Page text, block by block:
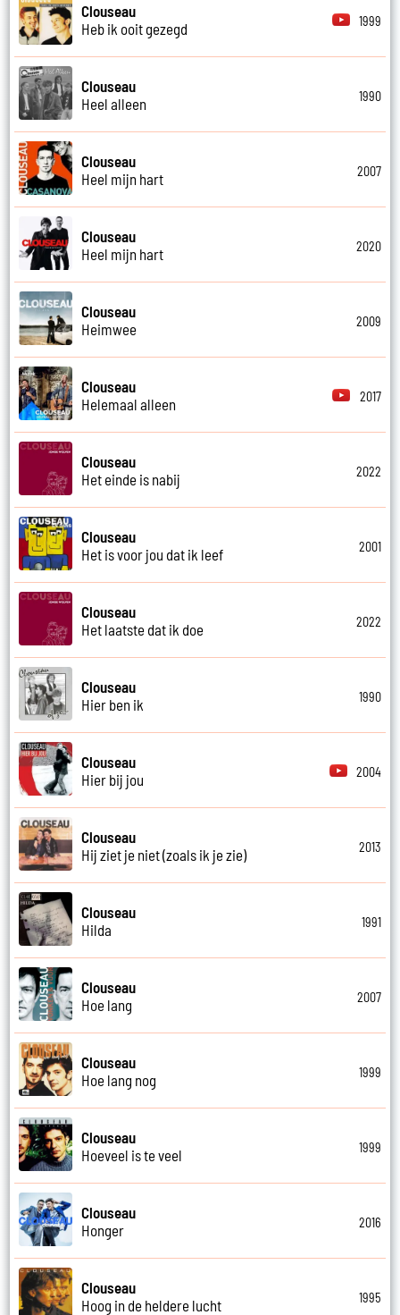
Clouseau
Heb ik ooit gezegd
1999
Clouseau
Heel alleen
1990
Clouseau
Heel mijn hart
2007
Clouseau
Heel mijn hart
2020
Clouseau
Heimwee
2009
Clouseau
Helemaal alleen
2017
Clouseau
Het einde is nabij
2022
Clouseau
Het is voor jou dat ik leef
2001
Clouseau
Het laatste dat ik doe
2022
Clouseau
Hier ben ik
1990
Clouseau
Hier bij jou
2004
Clouseau
Hij ziet je niet (zoals ik je zie)
2013
Clouseau
Hilda
1991
Clouseau
Hoe lang
2007
Clouseau
Hoe lang nog
1999
Clouseau
Hoeveel is te veel
1999
Clouseau
Honger
2016
Clouseau
Hoog in de heldere lucht
1995